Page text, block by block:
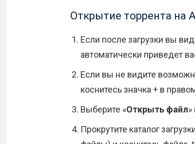
Открытие торрента на
Если после загрузки вы
автоматически приведет
Если вы не видите
коснитесь значка + в
Выберите «Открыть файл
Прокрутите каталог